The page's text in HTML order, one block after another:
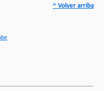
^ Volver arriba